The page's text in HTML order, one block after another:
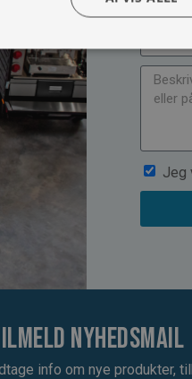
Jeg
nyhedsmail
info om nye produkter,